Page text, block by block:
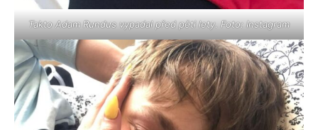
Takto Adam Rundus vypadal před pěti lety. Foto: Instagram